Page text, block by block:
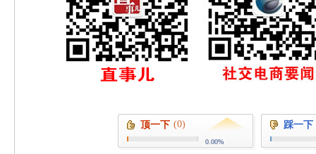
顶一下 (0)
0.00%
踩一下